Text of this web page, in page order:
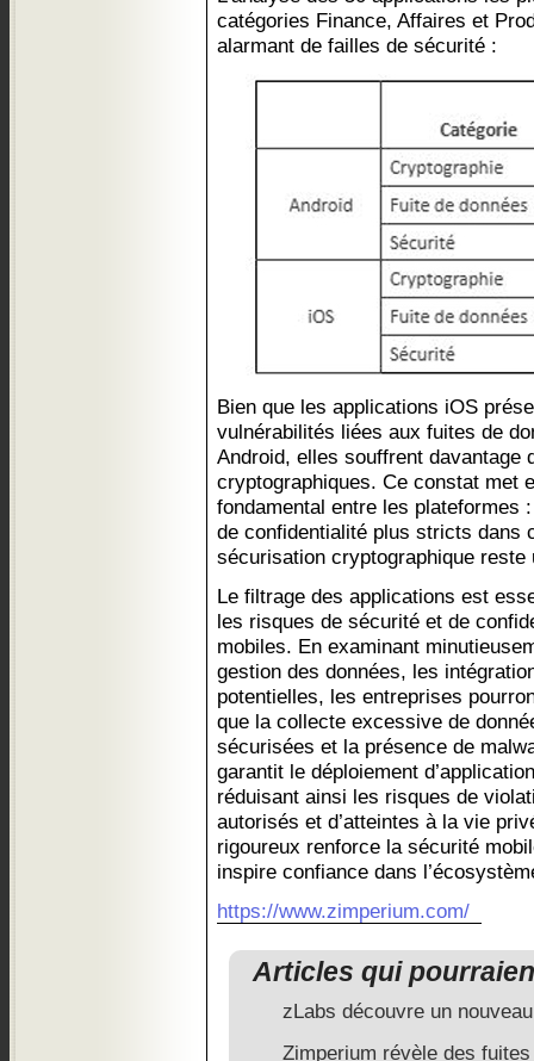
catégories Finance, Affaires et
alarmant de failles de sécurité :
Bien que les applications iOS
vulnérabilités liées aux fuites de
Android, elles souffrent davantage
cryptographiques. Ce constat met
fondamental entre les plateformes
de confidentialité plus stricts dans
sécurisation cryptographique reste
Le filtrage des applications est
les risques de sécurité et de
mobiles. En examinant
gestion des données, les
potentielles, les entreprises
que la collecte excessive de
sécurisées et la présence de
garantit le déploiement
réduisant ainsi les risques de
autorisés et d’atteintes à la vie
rigoureux renforce la sécurité
inspire confiance dans
https://www.zimperium.com/
Articles qui
zLabs découvre un
Zimperium révèle des